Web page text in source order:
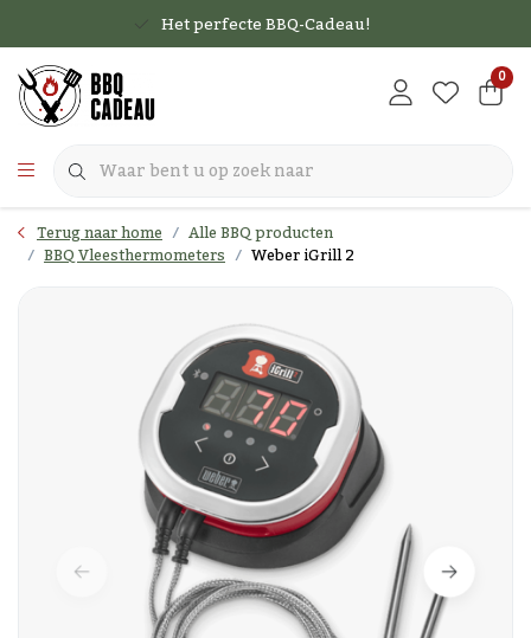
Het perfecte BBQ-Cadeau!
0
Terug naar home Alle BBQ producten
BBQ Vleesthermometers Weber iGrill 2